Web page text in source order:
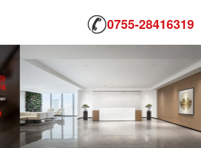
0755-28416319